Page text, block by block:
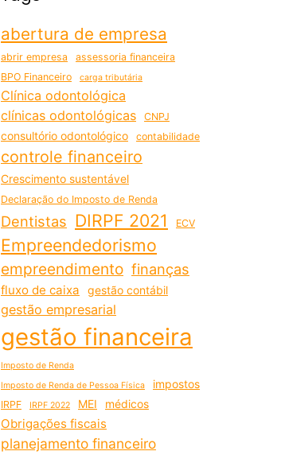
abertura de empresa
abrir empresa
assessoria financeira
BPO Financeiro
carga tributária
Clínica odontológica
clínicas odontológicas
CNPJ
consultório odontológico contabilidade
controle financeiro
Crescimento sustentável
Declaração do Imposto de Renda
Dentistas DIRPF 2021 ECV
Empreendedorismo
empreendimento finanças
fluxo de caixa gestão contábil
gestão empresarial
gestão financeira
Imposto de Renda
Imposto de Renda de Pessoa Física
impostos
IRPF IRPF 2022 MEI médicos
Obrigações fiscais
planejamento financeiro